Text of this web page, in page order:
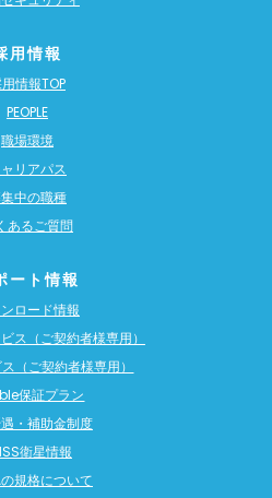
用情報
情報TOP
PEOPLE
職場環境
リアパス
中の職種
あるご質問
ート情報
ロード情報
ス（ご契約者様専用）
（ご契約者様専用）
保証プラン
・補助金制度
衛星情報
規格について